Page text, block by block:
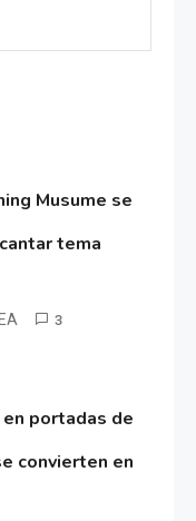
Musume se
tema
3
portadas de
convierten en